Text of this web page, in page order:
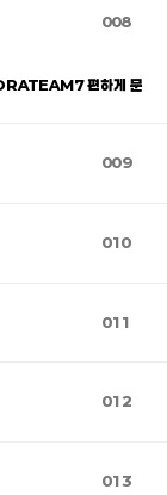
008
편하게 문
009
010
011
012
013